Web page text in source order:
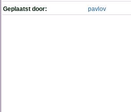
Geplaatst door: pavlov